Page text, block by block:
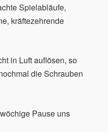
Spielabläufe,
kräftezehrende
in Luft auflösen, so
die Schrauben
Pause uns